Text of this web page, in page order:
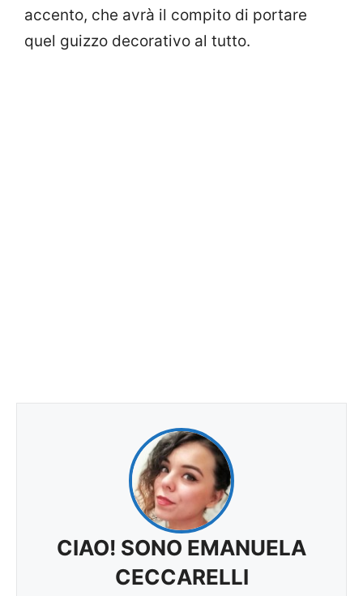
accento, che avrà il compito di portare
quel guizzo decorativo al tutto.
CIAO! SONO EMANUELA
CECCARELLI